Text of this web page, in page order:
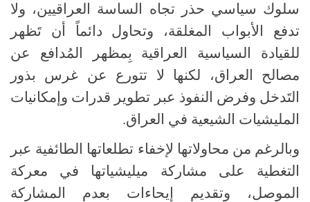
سلوك سياسي حذر تجاه الساسة العراقيين، ولا
تدفع الأبواب المغلقة، وتحاول دائماً أن تَظهر
للقيادة السياسية العراقية بِمظهر المُدافع عن
مصالح العراق، لكنها لا تتورع عن غرس بذور
التَدخل وفرض النفوذ عبر تطوير قدرات وإمكانيات
المليشيات الشيعية في العراق.
وبالرغم من محاولاتها لإخفاء تطلعاتها الطائفية عبر
التغطية على مشاركة ميليشياتها في معركة
الموصل، وتقديم إيحاءات بعدم المشاركة